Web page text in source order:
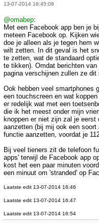
13-07-2014 16:45:08
@omabep:
Met een Facebook app ben je
meteen Facebook op. Kijken
doe je alleen als je tegen hem
wilt zetten. In dit geval is het
te zetten, wat de standaard
te tikken). Omdat berichten
pagina verschijnen zullen ze dit
Ook hebben veel smartphones
een touchscreen en wat
er redelijk wat met een
die ik het meest onder mijn
knoppen er niet zijn zal je
aanzetten (bij mij ook een soort
functie aanzetten, voordat je
Bij veel tieners zit de telefoon
apps' terwijl de Facebook app
kost het een paar minuten
een minuut om 'stranded' op
Laatste edit 13-07-2014 16:46
Laatste edit 13-07-2014 16:47
Laatste edit 13-07-2014 16:54